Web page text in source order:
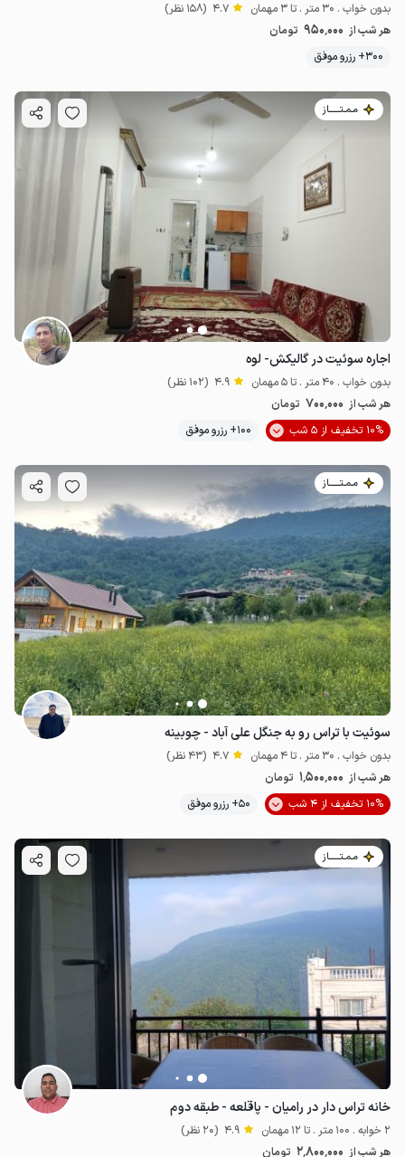
بدون خواب . 30 متر . تا 3 مهمان 4.7 (158 نظر)
هر شب از 950٬000 تومان
300+ رزرو موفق
مـمـتــــــاز
اجاره سوئیت در گالیکش- لوه
بدون خواب . 40 متر . تا 5 مهمان 4.9 (102 نظر)
هر شب از 700٬000 تومان
10% تخفیف از 5 شب
100+ رزرو موفق
مـمـتــــــاز
سوئیت با تراس رو به جنگل علی آباد - چوبینه
بدون خواب . 30 متر . تا 4 مهمان 4.7 (43 نظر)
هر شب از 1٬500٬000 تومان
10% تخفیف از 4 شب
50+ رزرو موفق
مـمـتــــــاز
خانه تراس دار در رامیان - پاقلعه - طبقه دوم
2 خوابه . 100 متر . تا 12 مهمان 4.9 (20 نظر)
هر شب از 2٬800٬000 تومان